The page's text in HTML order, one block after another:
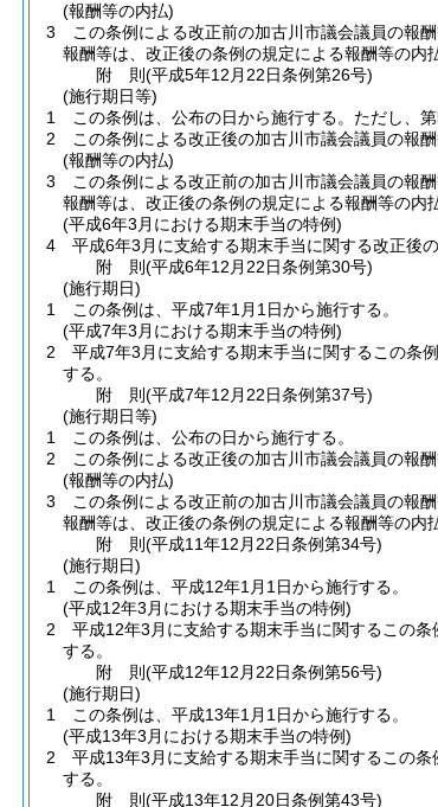
(報酬等の内払)
3
この条例による改正前の加古川市議会議員の報
報酬等は、改正後の条例の規定による報酬等の内
附 則(平成5年12月22日条例第26号)
(施行期日等)
1
この条例は、公布の日から施行する。 ただし、
2
この条例による改正後の加古川市議会議員の報
(報酬等の内払)
3
この条例による改正前の加古川市議会議員の報
報酬等は、改正後の条例の規定による報酬等の内
(平成6年3月における期末手当の特例)
4
平成6年3月に支給する期末手当に関する改正後
附 則(平成6年12月22日条例第30号)
(施行期日)
1
この条例は、平成7年1月1日から施行する。
(平成7年3月における期末手当の特例)
2
平成7年3月に支給する期末手当に関するこの条
する。
附 則(平成7年12月22日条例第37号)
(施行期日等)
1
この条例は、公布の日から施行する。
2
この条例による改正後の加古川市議会議員の報
(報酬等の内払)
3
この条例による改正前の加古川市議会議員の報
報酬等は、改正後の条例の規定による報酬等の内
附 則(平成11年12月22日条例第34号)
(施行期日)
1
この条例は、平成12年1月1日から施行する。
(平成12年3月における期末手当の特例)
2
平成12年3月に支給する期末手当に関するこの
する。
附 則(平成12年12月22日条例第56号)
(施行期日)
1
この条例は、平成13年1月1日から施行する。
(平成13年3月における期末手当の特例)
2
平成13年3月に支給する期末手当に関するこの
する。
附 則(平成13年12月20日条例第43号)